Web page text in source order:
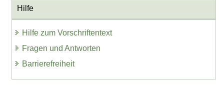
Hilfe
Hilfe zum Vorschriftentext
Fragen und Antworten
Barrierefreiheit